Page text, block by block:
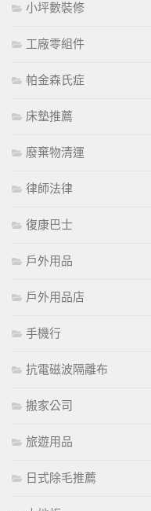
小坪數裝修
工廠零組件
帕金森氏症
床墊推薦
廢棄物清運
律師法律
復康巴士
戶外用品
戶外用品店
手機行
抗電磁波隔離布
搬家公司
旅遊用品
日式除毛推薦